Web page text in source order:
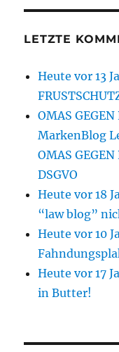
LETZTE
Heute vor 13
OMAS
MarkenBlog
OMAS
DSGVO
Heute vor 18
“law blog”
Heute vor 10
Heute vor 17
in Butter!